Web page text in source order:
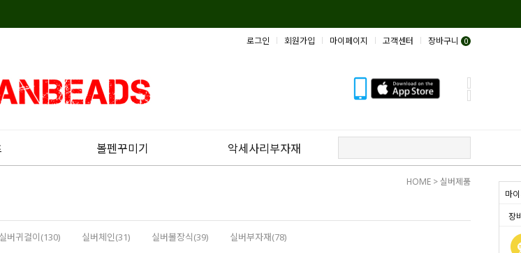
마
장
로그인 회원가입 마이페이지 고객센터 장바구니 0
볼펜꾸미기 악세사리부자재
HOME >실버제품
실버귀걸이(130) 실버체인(31) 실버볼장식(39) 실버부자재(78)